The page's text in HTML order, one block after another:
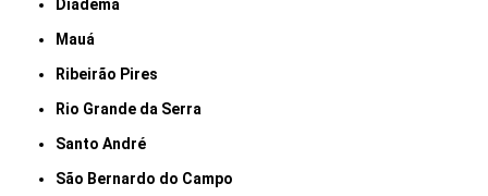
Diadema
Mauá
Ribeirão Pires
Rio Grande da Serra
Santo André
São Bernardo do Campo